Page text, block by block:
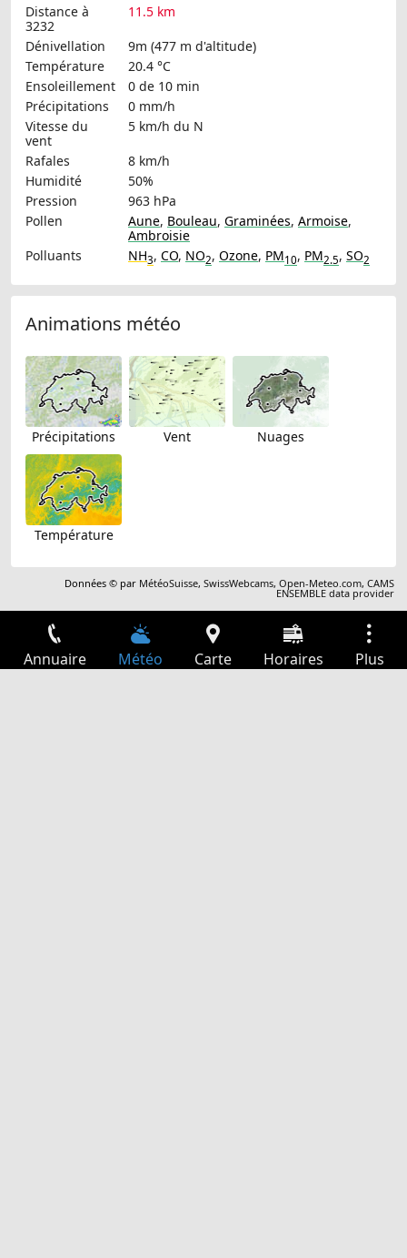
Distance à
3232
11.5 km
Dénivellation
9m (477 m d'altitude)
Température
20.4 °C
Ensoleillement
0 de 10 min
Précipitations
0 mm/h
Vitesse du
vent
5 km/h du N
Rafales
8 km/h
Humidité
50%
Pression
963 hPa
Pollen
Aune, Bouleau, Graminées, Armoise,
Ambroisie
Polluants
NH3, CO, NO2, Ozone, PM10, PM2.5, SO2
Animations météo
Précipitations Vent Nuages
Température
Données © par MétéoSuisse,SwissWebcams,Open-Meteo.com,CAMS
ENSEMBLE data provider
Annuaire Météo Carte Horaires Plus